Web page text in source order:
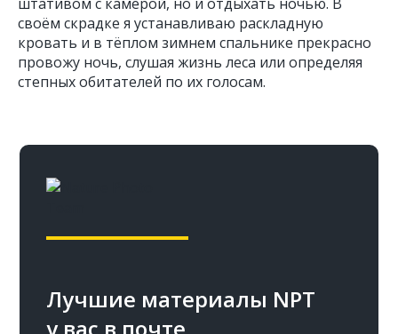
своём скрадке я устанавливаю раскладную
кровать и в тёплом зимнем спальнике прекрасно
провожу ночь, слушая жизнь леса или определяя
степных обитателей по их голосам.
Лучшие материалы NPT
у вас в почте